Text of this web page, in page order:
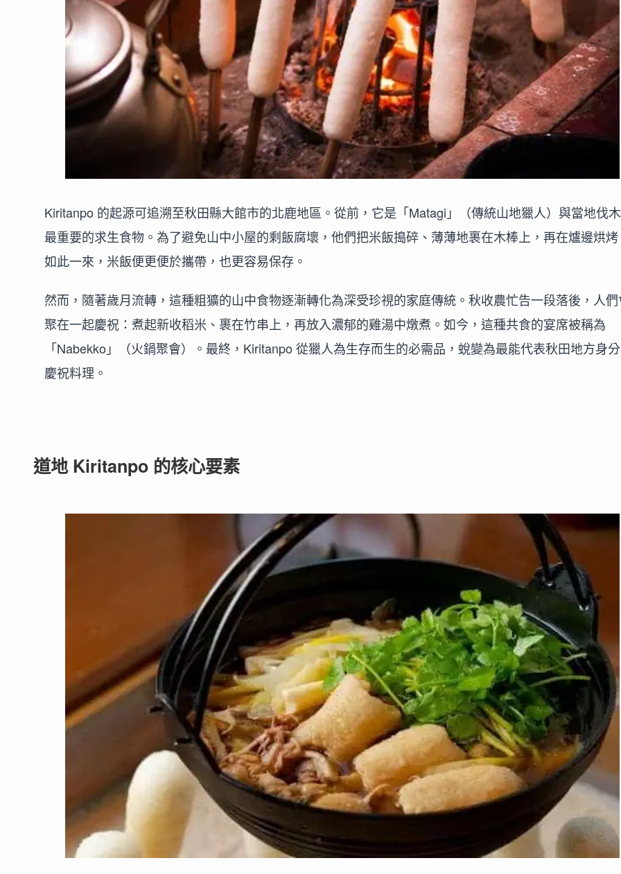
Kiritanpo 的起源可追溯至秋田縣大館市的北鹿地區。從前，它是「Matagi」（傳統山地獵人）與當地伐
最重要的求生食物。為了避免山中小屋的剩飯腐壞，他們把米飯搗碎、薄薄地裹在木棒上，再在爐邊烘
如此一來，米飯便更便於攜帶，也更容易保存。
然而，隨著歲月流轉，這種粗獷的山中食物逐漸轉化為深受珍視的家庭傳統。秋收農忙告一段落後，人
聚在一起慶祝：煮起新收稻米、裹在竹串上，再放入濃郁的雞湯中燉煮。如今，這種共食的宴席被稱為
「Nabekko」（火鍋聚會）。最終，Kiritanpo 從獵人為生存而生的必需品，蛻變為最能代表秋田地方身
慶祝料理。
道地 Kiritanpo 的核心要素